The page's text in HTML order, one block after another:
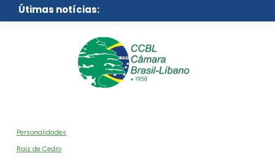
Útimas notícias:
Personalidades
Raiz de Cedro